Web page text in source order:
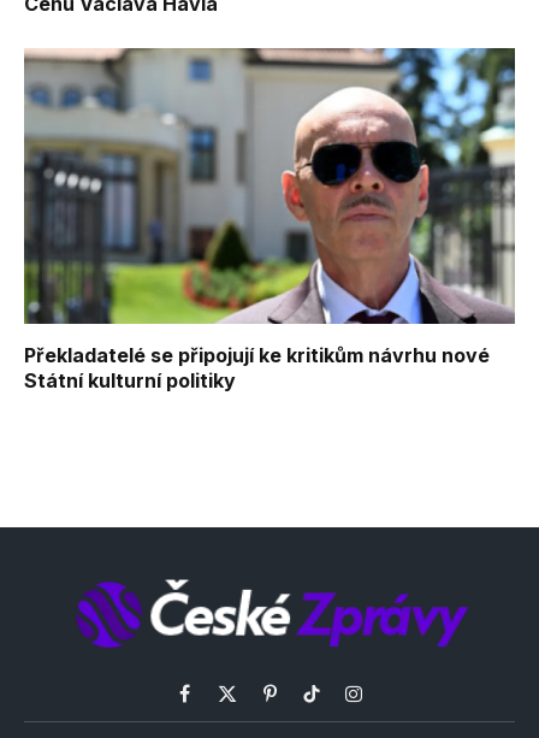
Překladatelé se připojují ke kritikům návrhu nové
Státní kulturní politiky
Facebook
X
PinterestTikTokInstagram